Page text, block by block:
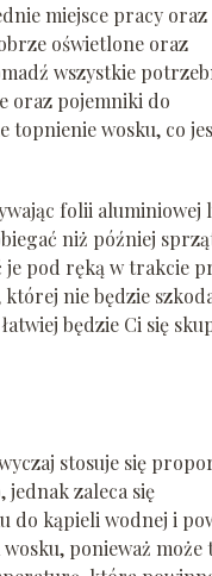
miejsce pracy oraz
oświetlone oraz
wszystkie
oraz pojemniki do
topnienie wosku, co
folii aluminiowej
niż później
pod ręką w trakcie
nie będzie
będzie Ci się
stosuje się
jednak zaleca się
do kąpieli wodnej i
ponieważ może